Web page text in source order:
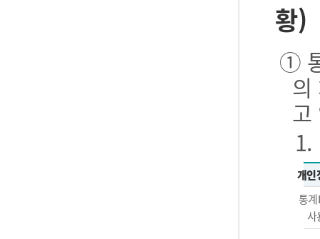
황)
①
의
고
1.
개인
통
사